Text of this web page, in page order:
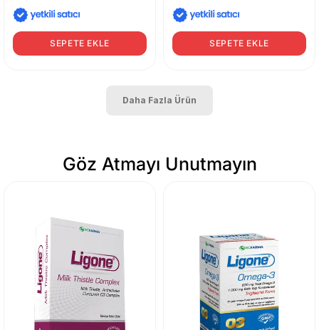
SEPETE EKLE SEPETE EKLE
Daha Fazla Ürün
Göz Atmayı Unutmayın